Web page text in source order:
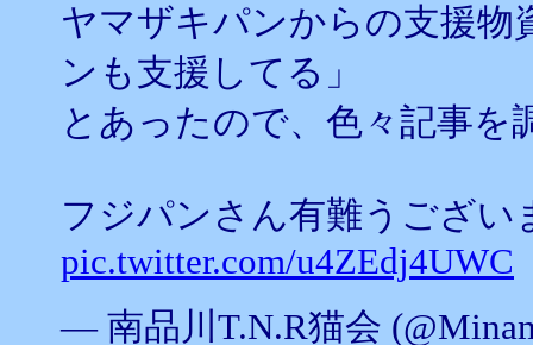
ヤマザキパンからの支援物
ンも支援してる」
とあったので、色々記事
フジパンさん有難うござい
pic.twitter.com/u4ZEdj4UWC
— 南品川T.N.R猫会